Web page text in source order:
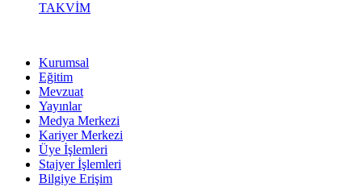
TAKVİM
Kurumsal
Eğitim
Mevzuat
Yayınlar
Medya Merkezi
Kariyer Merkezi
Üye İşlemleri
Stajyer İşlemleri
Bilgiye Erişim